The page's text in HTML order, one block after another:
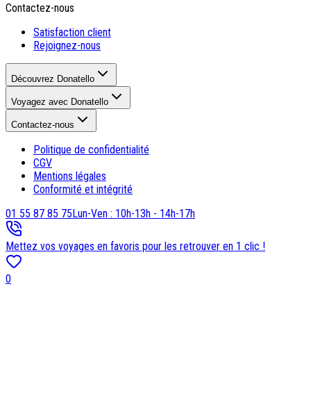
Contactez-nous
Satisfaction client
Rejoignez-nous
Découvrez Donatello
Voyagez avec Donatello
Contactez-nous
Politique de confidentialité
CGV
Mentions légales
Conformité et intégrité
01 55 87 85 75Lun-Ven : 10h-13h - 14h-17h
Mettez vos voyages en favoris pour les retrouver en 1 clic !
0